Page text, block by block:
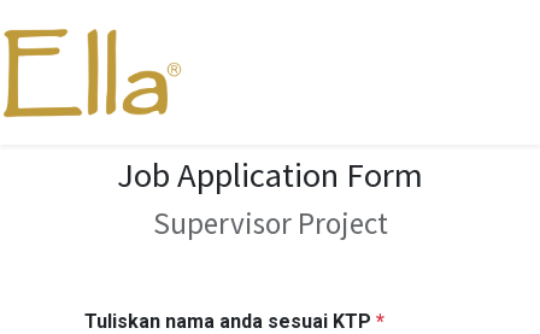
Job Application Form
Supervisor Project
Tuliskan nama anda sesuai KTP *